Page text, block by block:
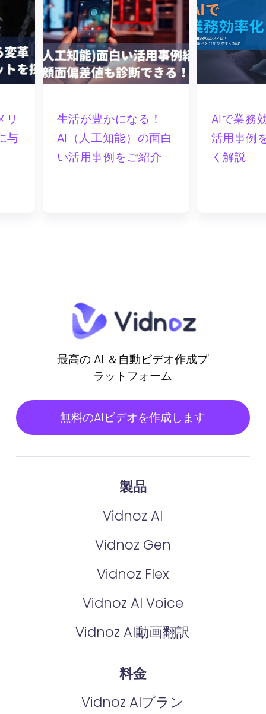
リ
与
生活が豊かになる！
AI（人工知能）の面白
い活用事例をご紹介
AIで業務
活用事例
く解説
最高の AI ＆自動ビデオ作成プ
ラットフォーム
無料のAIビデオを作成します
製品
Vidnoz AI
Vidnoz Gen
Vidnoz Flex
Vidnoz AI Voice
Vidnoz AI動画翻訳
料金
Vidnoz AIプラン